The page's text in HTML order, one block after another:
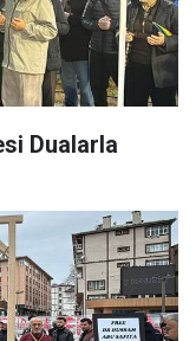
Dualarla